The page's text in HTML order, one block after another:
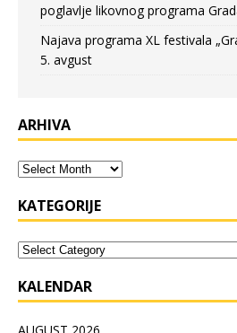
poglavlje likovnog programa
Najava programa XL festivala
5. avgust
ARHIVA
KATEGORIJE
KALENDAR
AUGUST 2026